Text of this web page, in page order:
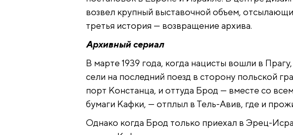
возвел крупный выставочной объем,
третья история — возвращение архива.
Архивный сериал
В марте 1939 года, когда нацисты вошли в
сели на последний поезд в сторону польской
порт Констанца, и оттуда Брод — вместе со
бумаги Кафки, — отплыл в Тель-Авив, где и
Однако когда Брод только приехал в Эрец-